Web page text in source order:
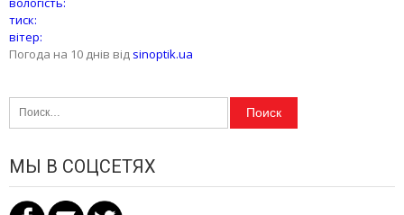
тиск:
вітер:
Погода на 10 днів від sinoptik.ua
Найти:
МЫ В СОЦСЕТЯХ